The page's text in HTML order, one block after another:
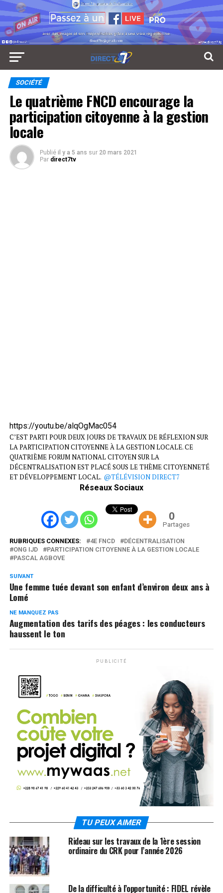
SOCIÉTÉ
Le quatrième FNCD encourage la
participation citoyenne à la gestion
locale
Publié il y a 5 ans sur 20 mars 2021
Par direct7tv
https://youtu.be/alqOgMac054
C’EST PARTI POUR DEUX JOURS DE TRAVAUX DE RÉFLEXION SUR
LA PARTICIPATION CITOYENNE À LA GESTION LOCALE. CE
QUATRIÈME FORUM NATIONAL CITOYEN SUR LA
DÉCENTRALISATION EST PLACÉ SOUS LE THÈME CITOYENNETÉ
ET DÉVELOPPEMENT LOCAL. @TÉLÉVISION DIRECT7
Réseaux Sociaux
0
Partages
RUBRIQUES CONNEXES: 4E FNCD
DÉCENTRALISATION
ONG IJD
PARTICIPATION CITOYENNE À LA GESTION LOCALE
PASCAL AGBOVE
SUIVANT
Une femme tuée devant son enfant d’environ deux ans à
Lomé
NE MANQUEZ PAS
Augmentation des tarifs des péages : les conducteurs
haussent le ton
PUBLICITÉ
TU PEUX AIMER
Rideau sur les travaux de la 1ère session
ordinaire du CRK pour l’année 2026
De la difficulté à l’opportunité : FIDEL révèle